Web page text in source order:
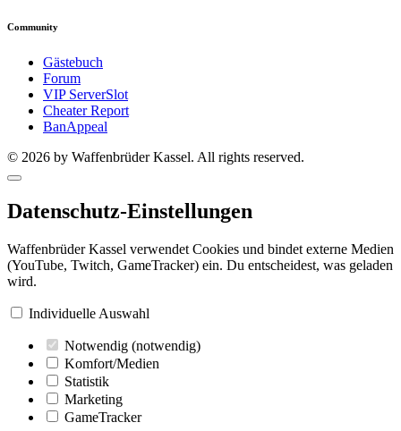
Community
Gästebuch
Forum
VIP ServerSlot
Cheater Report
BanAppeal
© 2026 by Waffenbrüder Kassel. All rights reserved.
Datenschutz-Einstellungen
Waffenbrüder Kassel verwendet Cookies und bindet externe Medien
(YouTube, Twitch, GameTracker) ein. Du entscheidest, was geladen
wird.
Individuelle Auswahl
Notwendig (notwendig)
Komfort/Medien
Statistik
Marketing
GameTracker